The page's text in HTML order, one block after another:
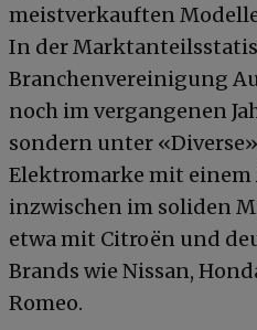
meistverkauften
In der
Branchenvereinigung
noch im vergangenen
sondern unter
Elektromarke mit einem
inzwischen im soliden
etwa mit Citroën und
Brands wie Nissan,
Romeo.